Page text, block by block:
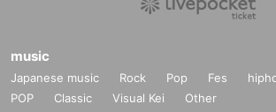
music
Japanese music Rock Pop Fes
POP
Classic Visual Kei Other